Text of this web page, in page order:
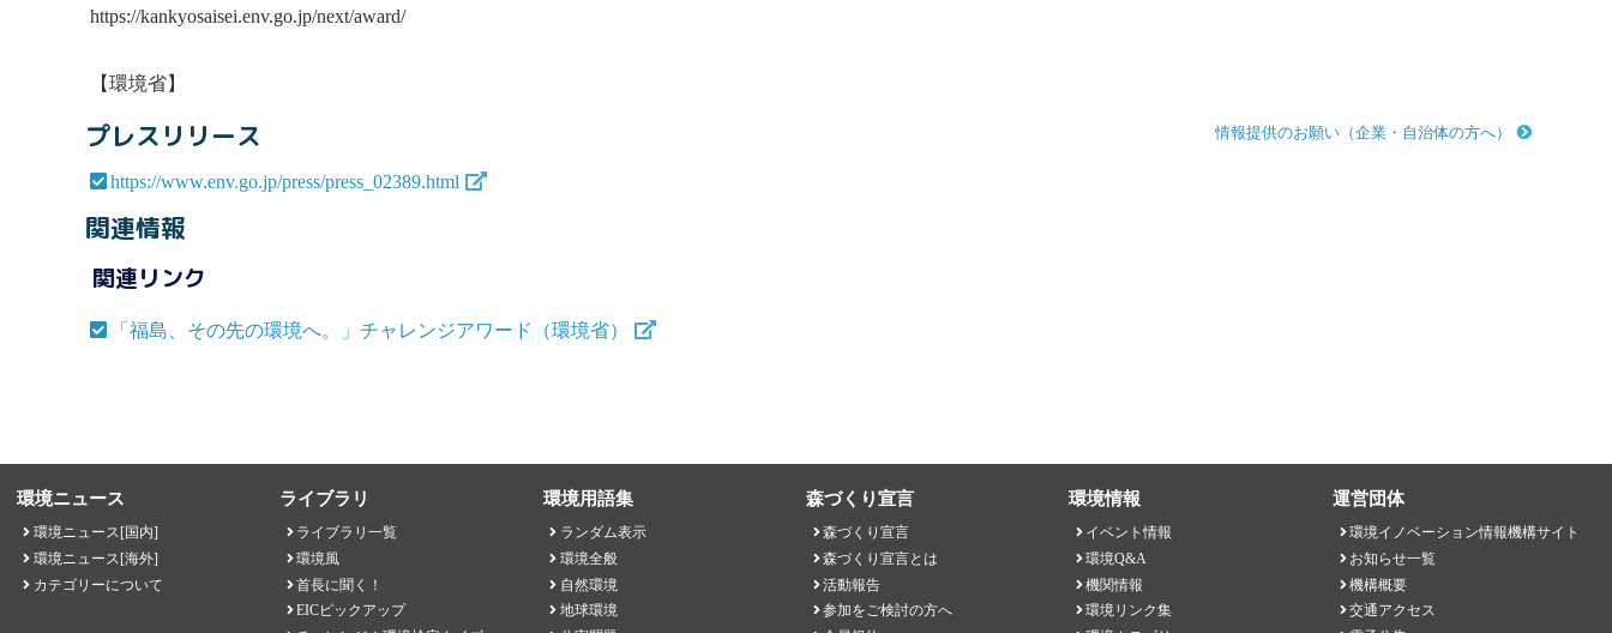
https://kankyosaisei.env.go.jp/next/award/
【環境省】
情報提供のお願い（企業・自治体の方へ）
プレスリリース
https://www.env.go.jp/press/press_02389.html
関連情報
関連リンク
「福島、その先の環境へ。」チャレンジアワード（環境省）
環境ニュース
環境ニュース[国内]
環境ニュース[海外]
カテゴリーについて
ライブラリ
ライブラリ一覧
環境風
首長に聞く！
EICピックアップ
環境用語集
ランダム表示
環境全般
自然環境
地球環境
森づくり宣言
森づくり宣言
森づくり宣言とは
活動報告
参加をご検討の方へ
環境情報
イベント情報
環境Q&A
機関情報
環境リンク集
運営団体
環境イノベーション情報機構サイト
お知らせ一覧
機構概要
交通アクセス